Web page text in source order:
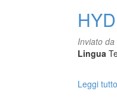
Inviato da
Lingua
Leggi tutto